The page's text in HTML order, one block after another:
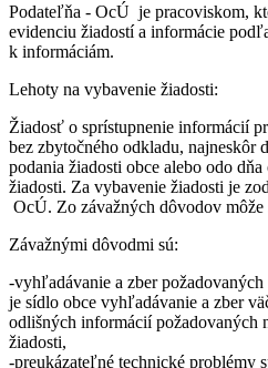
Podateľňa - OcÚ je pracoviskom,
evidenciu žiadostí a informácie
k informáciám.
Lehoty na vybavenie žiadosti:
Žiadosť o sprístupnenie informácií
bez zbytočného odkladu, najneskôr
podania žiadosti obce alebo odo
žiadosti. Za vybavenie žiadosti je
OcÚ. Zo závažných dôvodov
Závažnými dôvodmi sú:
-vyhľadávanie a zber
je sídlo obce vyhľadávanie a zber
odlišných informácií požadovaných
žiadosti,
-preukázateľné technické problémy